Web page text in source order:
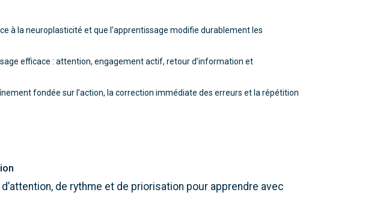
à la neuroplasticité et que l’apprentissage modifie durablement les
efficace : attention, engagement actif, retour d’information et
fondée sur l’action, la correction immédiate des erreurs et la répétition
de rythme et de priorisation pour apprendre avec